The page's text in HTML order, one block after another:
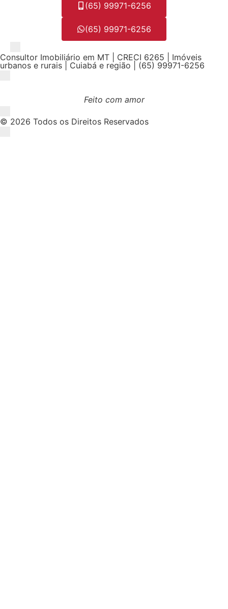
(65) 99971-6256
(65) 99971-6256
Consultor Imobiliário em MT | CRECI 6265 | Imóveis
urbanos e rurais | Cuiabá e região | (65) 99971-6256
Feito com amor
© 2026 Todos os Direitos Reservados